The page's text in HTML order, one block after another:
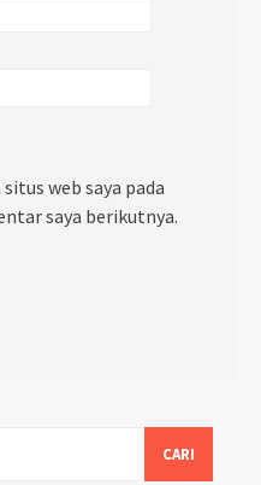
web saya pada
saya berikutnya.